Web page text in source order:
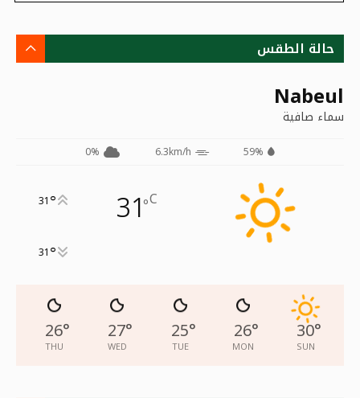
حالة الطقس
Nabeul
سماء صافية
59%
6.3km/h
0%
31°C
31°
31°
30°
SUN
26°
MON
25°
TUE
27°
WED
26°
THU